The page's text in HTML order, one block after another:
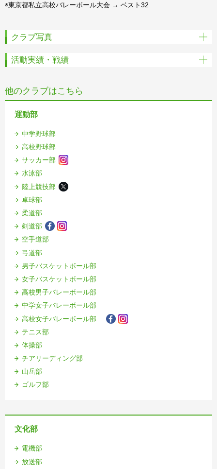
◉東京都私立高校バレーボール大会 → ベスト32
クラブ写真
活動実績・戦績
他のクラブはこちら
運動部
中学野球部
高校野球部
サッカー部
水泳部
陸上競技部
卓球部
柔道部
剣道部
空手道部
弓道部
男子バスケットボール部
女子バスケットボール部
高校男子バレーボール部
中学女子バレーボール部
高校女子バレーボール部
テニス部
体操部
チアリーディング部
山岳部
ゴルフ部
文化部
電機部
放送部